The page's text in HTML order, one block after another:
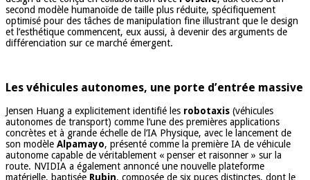
second modèle humanoïde de taille plus réduite, spécifiquement
optimisé pour des tâches de manipulation fine illustrant que le design
et l’esthétique commencent, eux aussi, à devenir des arguments de
différenciation sur ce marché émergent.
Les véhicules autonomes, une porte d’entrée massive
Jensen Huang a explicitement identifié les robotaxis (véhicules
autonomes de transport) comme l’une des premières applications
concrètes et à grande échelle de l’IA Physique, avec le lancement de
son modèle Alpamayo, présenté comme la première IA de véhicule
autonome capable de véritablement « penser et raisonner » sur la
route. NVIDIA a également annoncé une nouvelle plateforme
matérielle, baptisée Rubin, composée de six puces distinctes, dont le